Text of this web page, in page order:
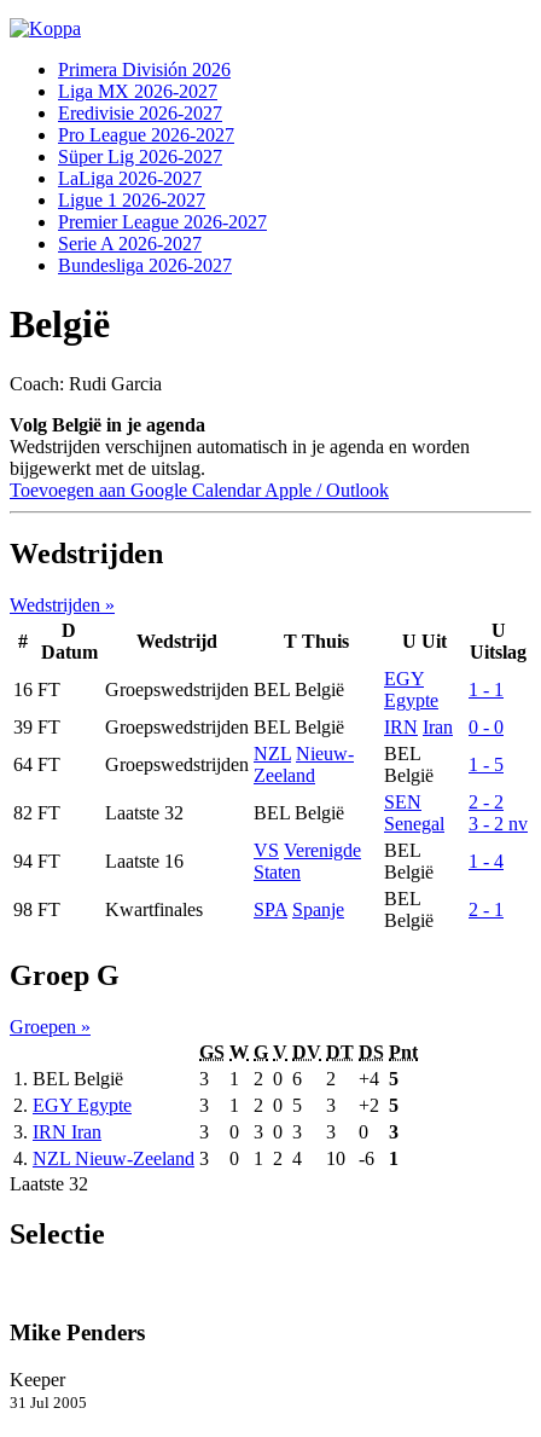
Primera División 2026
Liga MX 2026-2027
Eredivisie 2026-2027
Pro League 2026-2027
Süper Lig 2026-2027
LaLiga 2026-2027
Ligue 1 2026-2027
Premier League 2026-2027
Serie A 2026-2027
Bundesliga 2026-2027
België
Coach: Rudi Garcia
Volg België in je agenda
Wedstrijden verschijnen automatisch in je agenda en worden
bijgewerkt met de uitslag.
Toevoegen aan Google CalendarApple / Outlook
Wedstrijden
Wedstrijden »
#
D
Datum
Wedstrijd T Thuis U Uit
U
Uitslag
16 FT Groepswedstrijden BEL België
EGY
Egypte
1 - 1
39 FT Groepswedstrijden BEL België IRN Iran
0 - 0
64 FT Groepswedstrijden
NZL Nieuw-
Zeeland
BEL
België
1 - 5
82 FT Laatste 32 BEL België
SEN
Senegal
2 - 2
3 - 2 nv
94 FT Laatste 16
VS Verenigde
Staten
BEL
België
1 - 4
98 FT Kwartfinales SPA Spanje
BEL
België
2 - 1
Groep G
Groepen »
GS W G V DV DT DS Pnt
1. BEL België 3 1 2 0 6 2 +4 5
2. EGY Egypte 3 1 2 0 5 3 +2 5
3. IRN Iran 3 0 3 0 3 3 0
3
4. NZL Nieuw-Zeeland 3 0 1 2 4 10 -6
1
Laatste 32
Selectie
Mike Penders
Keeper
31 Jul 2005